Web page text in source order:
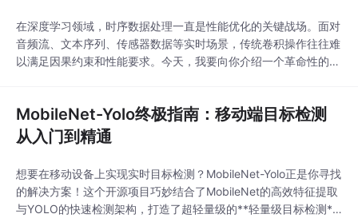
在深度学习领域，时序数据处理一直是性能优化的关键战场。面对
音频流、文本序列、传感器数据等实时场景，传统卷积操作往往难
以满足因果约束和性能要求。今天，我要向你介绍一个革命性的解
卷积加速器？### 传统方法的三大痛点在处理时序数据时，你是
否遇到过这些问题？
MobileNet-Yolo终极指南：移动端目标检测
从入门到精通
想要在移动设备上实现实时目标检测？MobileNet-Yolo正是你寻找
的解决方案！这个开源项目巧妙结合了MobileNet的高效特征提取
与YOLO的快速检测架构，打造了超轻量级的**轻量级目标检测**